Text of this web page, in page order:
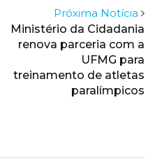
Próxima Notícia
Ministério da Cidadania
renova parceria com a
UFMG para
treinamento de atletas
paralímpicos